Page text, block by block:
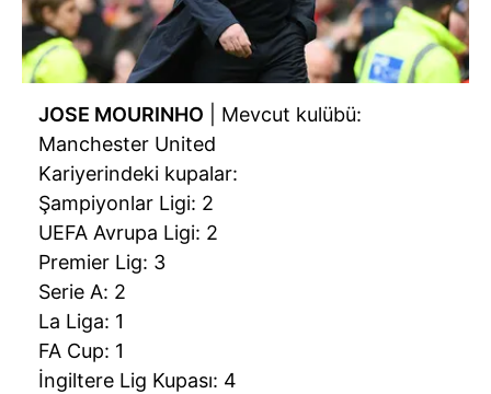
JOSE MOURINHO | Mevcut kulübü:
Manchester United
Kariyerindeki kupalar:
Şampiyonlar Ligi: 2
UEFA Avrupa Ligi: 2
Premier Lig: 3
Serie A: 2
La Liga: 1
FA Cup: 1
İngiltere Lig Kupası: 4